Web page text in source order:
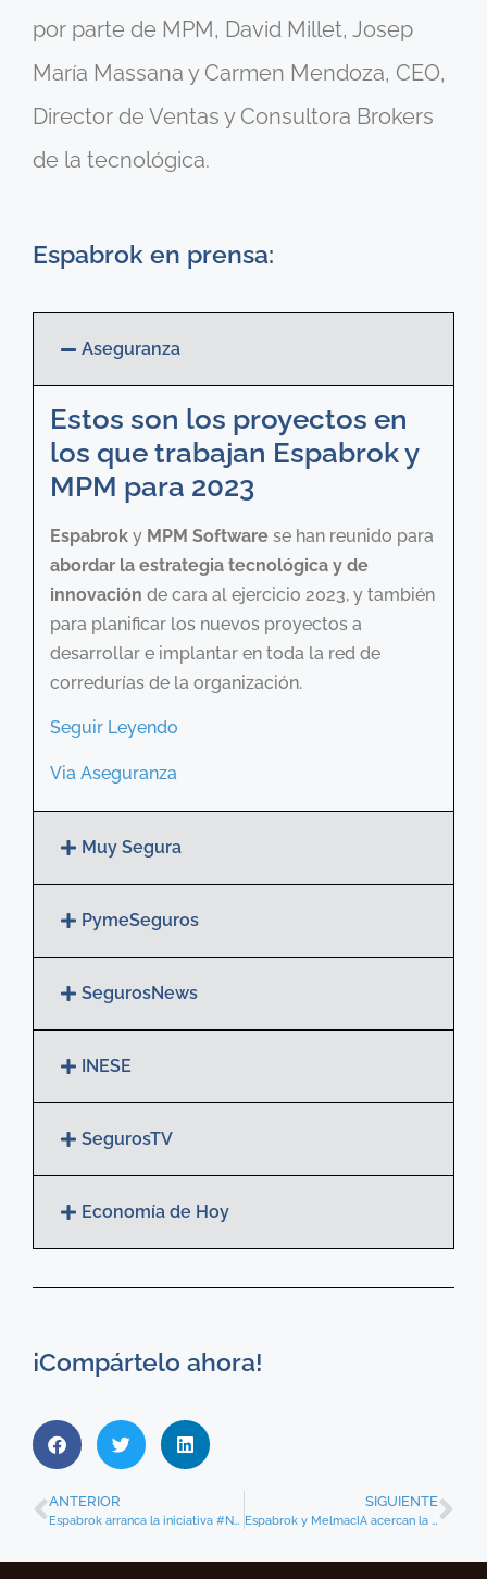
por parte de MPM, David Millet, Josep
María Massana y Carmen Mendoza, CEO,
Director de Ventas y Consultora Brokers
de la tecnológica.
Espabrok en prensa:
Aseguranza
Estos son los proyectos en
los que trabajan Espabrok y
MPM para 2023
Espabrok y MPM Software se han reunido para
abordar la estrategia tecnológica y de
innovación de cara al ejercicio 2023, y también
para planificar los nuevos proyectos a
desarrollar e implantar en toda la red de
corredurías de la organización.
Seguir Leyendo
Via Aseguranza
Muy Segura
PymeSeguros
SegurosNews
INESE
SegurosTV
Economía de Hoy
¡Compártelo ahora!
ANTERIOR
Espabrok arranca la iniciativa #Nuevas Generaciones Espabrok
SIGUIENTE
Espabrok y MelmacIA acercan la Inteligencia Artificial a sus asociados